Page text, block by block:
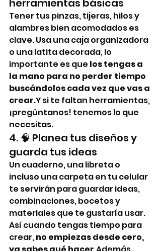
herramientas básicas
Tener tus pinzas, tijeras, hilos y
alambres bien acomodados es
clave. Usa una caja organizadora
o una latita decorada, lo
importante es que los tengas a
la mano para no perder tiempo
buscándolos cada vez que vas a
crear.Y si te faltan herramientas,
¡pregúntanos! tenemos lo que
necesitas.
4. 🧠 Planea tus diseños y
guarda tus ideas
Un cuaderno, una libreta o
incluso una carpeta en tu celular
te servirán para guardar ideas,
combinaciones, bocetos y
materiales que te gustaría usar.
Así cuando tengas tiempo para
crear, no empiezas desde cero,